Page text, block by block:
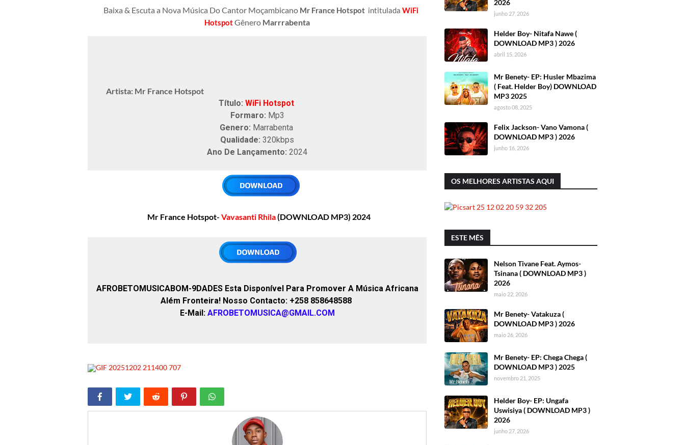
Baixa & Escuta a Nova Música Do Cantor Moçambicano Mr France Hotspot intitulada WiFi
HotspotGênero Marrrabenta
Artista: Mr France Hotspot
Título: WiFi Hotspot
Formaro: Mp3
Genero: Marrabenta
Qualidade: 320kbps
Ano De Lançamento: 2024
Mr France Hotspot- Vavasanti Rhila(DOWNLOAD MP3) 2024
AFROBETOMUSICABOM-9DADESEsta Disponível Para Promover A Música Africana
Além Fronteira! Nosso Contacto: +258 858648588
E-Mail: AFROBETOMUSICA@GMAIL.COM
2026
junho 27, 2026
Helder Boy- Nitafa Nawe (
DOWNLOAD MP3 ) 2026
abril 15, 2026
Mr Benety- EP: Husler Mbazima
( Feat. Helder Boy) DOWNLOAD
MP3 2025
agosto 08, 2025
Felix Jackson- Vano Vamona (
DOWNLOAD MP3 ) 2026
junho 16, 2026
OS MELHORES ARTISTAS AQUI
ESTE MÊS
Nelson Tivane Feat. Aymos-
Tsinana ( DOWNLOAD MP3 )
2026
maio 22, 2026
Mr Benety- Vatakuza (
DOWNLOAD MP3 ) 2026
maio 26, 2026
Mr Benety- EP: Chega Chega (
DOWNLOAD MP3 ) 2025
novembro 21, 2025
Helder Boy- EP: Ungafa
Uswisiya ( DOWNLOAD MP3 )
2026
junho 27, 2026